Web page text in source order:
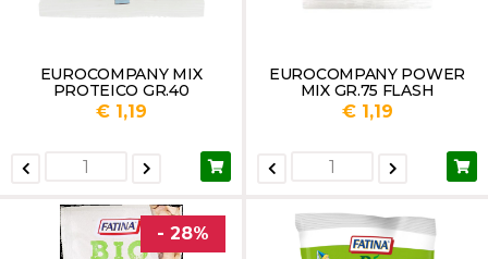
EUROCOMPANY MIX
PROTEICO GR.40
€ 1,19
EUROCOMPANY POWER
MIX GR.75 FLASH
€ 1,19
- 28%